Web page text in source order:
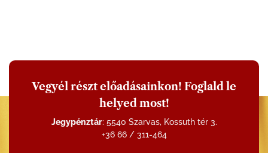
Vegyél részt előadásainkon! Foglald le
helyed most!
Jegypénztár: 5540 Szarvas, Kossuth tér 3.
+36 66 / 311-464